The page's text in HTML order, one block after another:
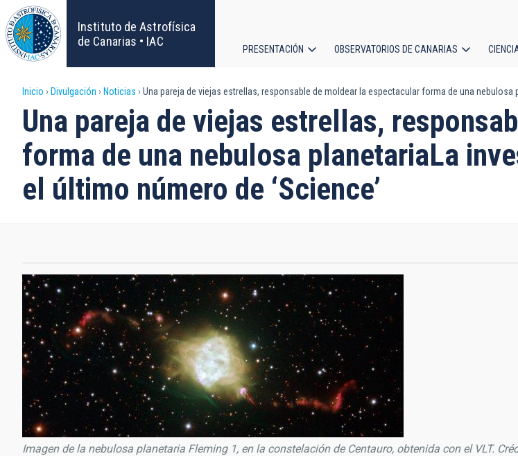
Pasar
al
contenido
principal
Instituto de Astrofísica
de Canarias • IAC
principal
PRESENTACIÓN OBSERVATORIOS DE CANARIAS
Sobrescribir
enlaces
de
ayuda
la
navegación
Inicio Divulgación Noticias Una pareja de viejas estrellas, responsable de moldear la espectacular forma de una
Una pareja de viejas estrellas,
forma de una nebulosa planetariaLa
el último número de ‘Science’
Imagen de la nebulosa planetaria Fleming 1, en la constelación de Centauro, obtenida con el VLT.